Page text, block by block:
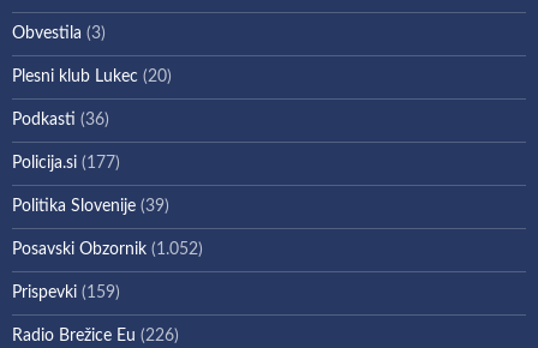
Obvestila (3)
Plesni klub Lukec (20)
Podkasti (36)
Policija.si (177)
Politika Slovenije (39)
Posavski Obzornik (1.052)
Prispevki (159)
Radio Brežice Eu (226)